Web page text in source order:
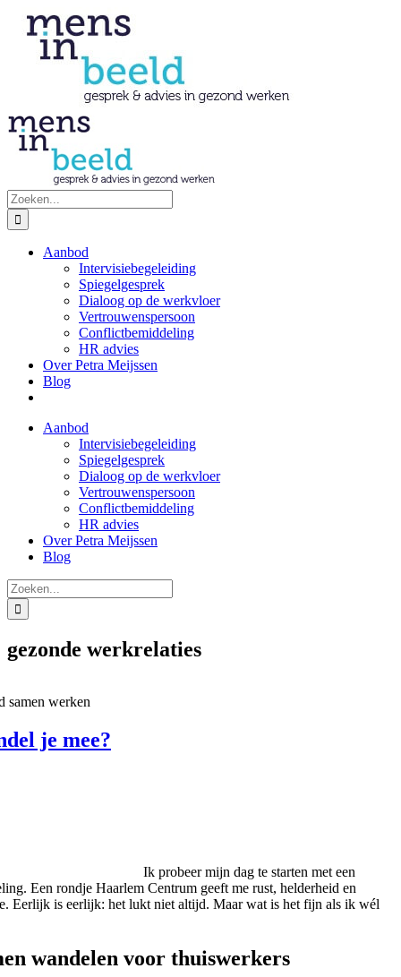
naar
inhoud
Zoeken
naar:
Aanbod
Intervisiebegeleiding
Spiegelgesprek
Dialoog op de werkvloer
Vertrouwenspersoon
Conflictbemiddeling
HR advies
Over Petra Meijssen
Blog
Aanbod
Intervisiebegeleiding
Spiegelgesprek
Dialoog op de werkvloer
Vertrouwenspersoon
Conflictbemiddeling
HR advies
Over Petra Meijssen
Blog
Zoeken
naar:
gezonde werkrelaties
samen werken
je mee?
Ik probeer mijn dag te starten met een
Een rondje Haarlem Centrum geeft me rust, helderheid en
Eerlijk is eerlijk: het lukt niet altijd. Maar wat is het fijn als ik wél
wandelen voor thuiswerkers